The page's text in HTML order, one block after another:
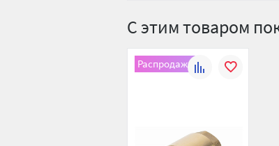
С этим товаром
Распродажа
К